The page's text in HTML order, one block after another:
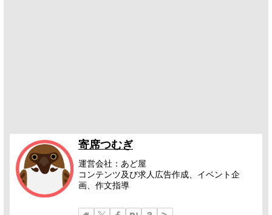
寄席つむぎ
運営会社：あど屋
コンテンツ及び求人広告作成、イベント企
画、作文指導